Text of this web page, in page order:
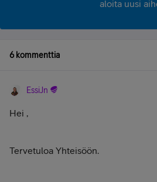
aloita uusi
6 kommenttia
EssiJn
Hei ,
Tervetuloa Yhteisöön.